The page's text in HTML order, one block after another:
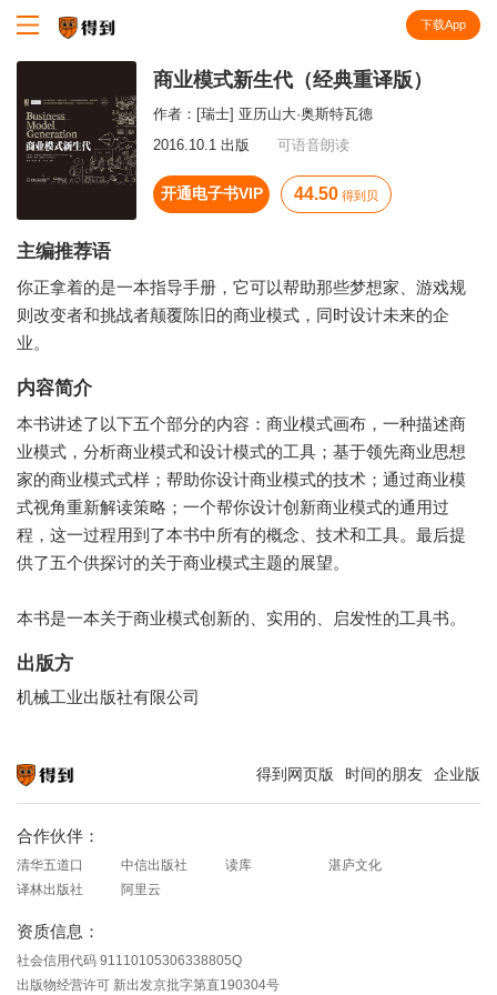
下载App
商业模式新生代（经典重译版）
作者： [瑞士] 亚历山大·奥斯特瓦德
2016.10.1 出版
可语音朗读
开通电子书VIP 44.50 得到贝
主编推荐语
你正拿着的是一本指导手册，它可以帮助那些梦想家、游戏规
则改变者和挑战者颠覆陈旧的商业模式，同时设计未来的企
业。
内容简介
本书讲述了以下五个部分的内容：商业模式画布，一种描述商
业模式，分析商业模式和设计模式的工具；基于领先商业思想
家的商业模式式样；帮助你设计商业模式的技术；通过商业模
式视角重新解读策略；一个帮你设计创新商业模式的通用过
程，这一过程用到了本书中所有的概念、技术和工具。最后提
供了五个供探讨的关于商业模式主题的展望。
本书是一本关于商业模式创新的、实用的、启发性的工具书。
出版方
机械工业出版社有限公司
得到网页版 时间的朋友 企业版
合作伙伴：
清华五道口 中信出版社 读库
湛庐文化
译林出版社
阿里云
资质信息：
社会信用代码 91110105306338805Q
出版物经营许可 新出发京批字第直190304号